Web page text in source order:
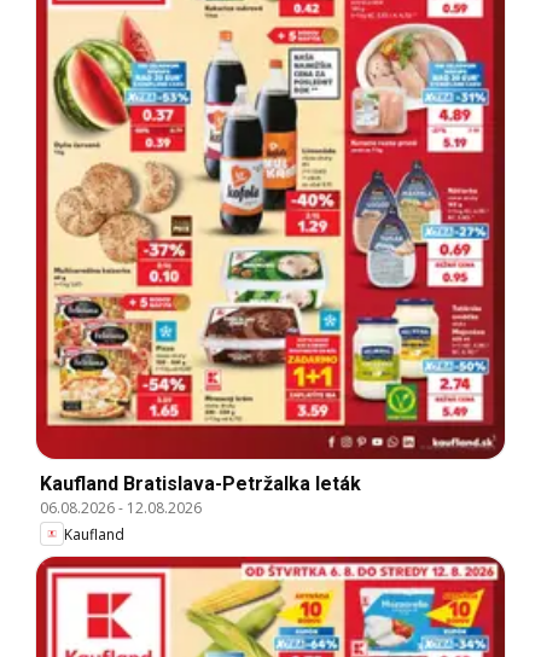
Kaufland Bratislava-Petržalka leták
06.08.2026- 12.08.2026
Kaufland